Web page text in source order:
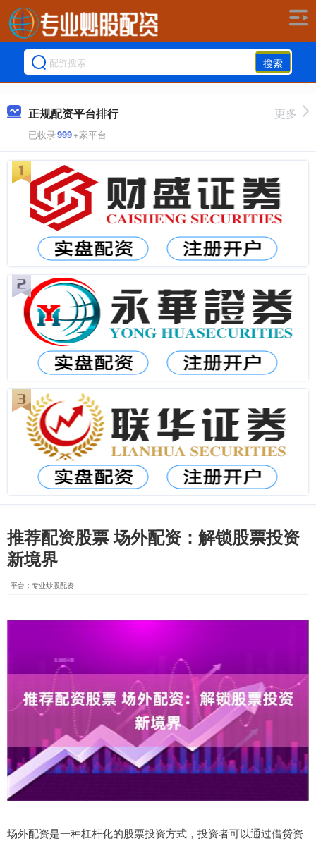
搜索
正规配资平台排行
已收录999+家平台
更多
推荐配资股票 场外配资：解锁股票投资
新境界
平台：专业炒股配资
场外配资是一种杠杆化的股票投资方式，投资者可以通过借贷资